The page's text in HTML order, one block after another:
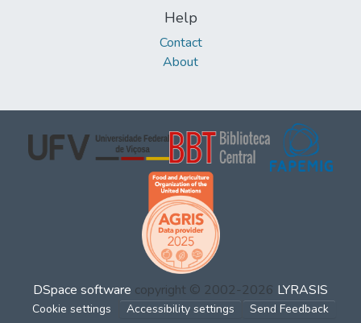
Help
Contact
About
DSpace software copyright © 2002-2026 LYRASIS
Cookie settings Accessibility settings Send Feedback